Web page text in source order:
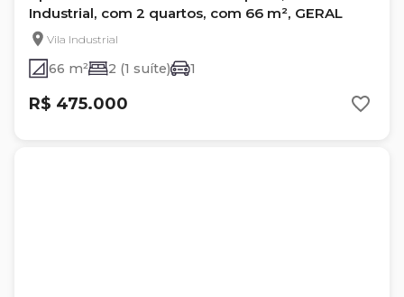
Industrial, com 2 quartos, com 66 m², GERAL
Vila Industrial
66 m² 2 (1 suíte) 1
R$ 475.000